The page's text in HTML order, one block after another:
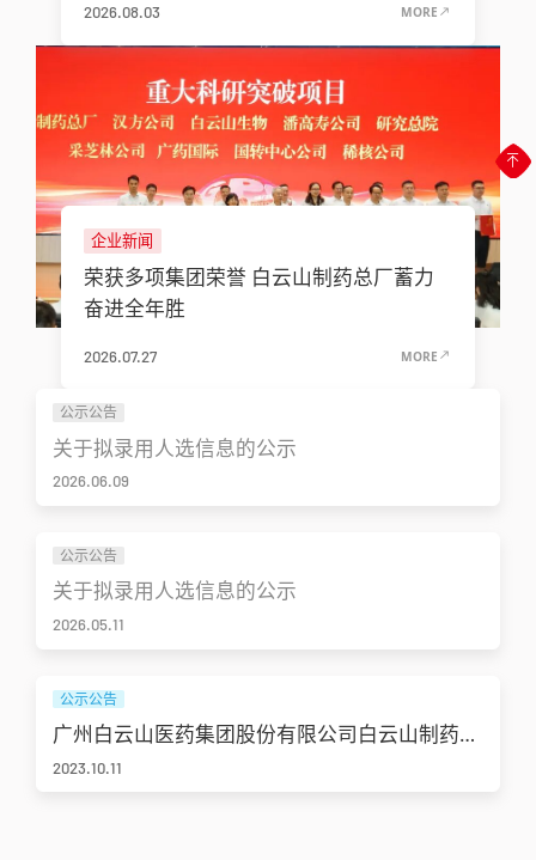
2026.08.03 MORE
企业新闻
荣获多项集团荣誉 白云山制药总厂蓄力
奋进全年胜
2026.07.27 MORE
公示公告
关于拟录用人选信息的公示
2026.06.09
公示公告
关于拟录用人选信息的公示
2026.05.11
公示公告
广州白云山医药集团股份有限公司白云山制药总
厂危险废物污染防治责任信息公开栏
2023.10.11